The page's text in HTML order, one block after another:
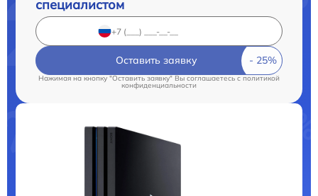
специалистом
Оставить заявку
Нажимая на кнопку "Оставить заявку" Вы соглашаетесь cполитикой
конфиденциальности